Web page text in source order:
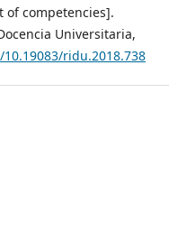
competencies].
Universitaria,
ridu.2018.738